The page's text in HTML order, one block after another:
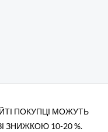
ПОКУПЦІ МОЖУТЬ
ЗНИЖКОЮ 10-20 %.